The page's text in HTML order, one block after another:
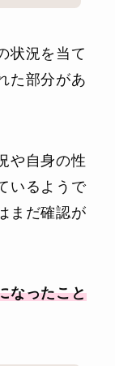
状況を当て
た部分があ
や自身の性
いるようで
まだ確認が
なったこと